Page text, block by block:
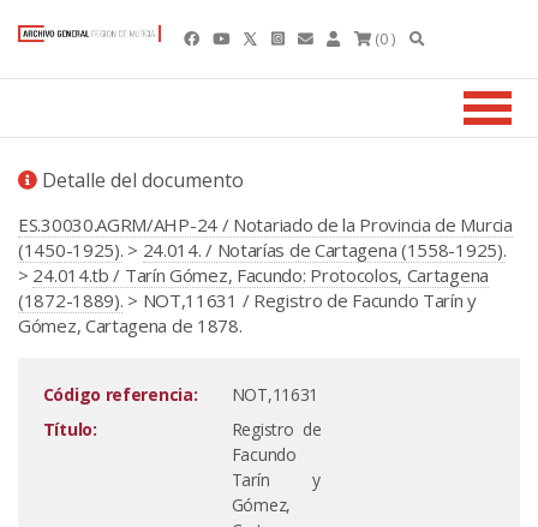
(0 )
Detalle del documento
ES.30030.AGRM/AHP-24 / Notariado de la Provincia de Murcia
(1450-1925). > 24.014. / Notarías de Cartagena (1558-1925).
> 24.014.tb / Tarín Gómez, Facundo: Protocolos, Cartagena
(1872-1889). > NOT,11631 / Registro de Facundo Tarín y
Gómez, Cartagena de 1878.
Código referencia:
NOT,11631
Título:
Registro de
Facundo
Tarín y
Gómez,